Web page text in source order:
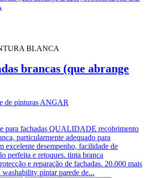
BLANCA
brancas (que abrange
de pinturas ANGAR
para fachadas QUALIDADE recobrimento
particularmente adequado para
excelente desempenho, facilidade de
perfeita e retoques. tinta branca
e reparação de fachadas. 20.000 mais
pintar parede de...